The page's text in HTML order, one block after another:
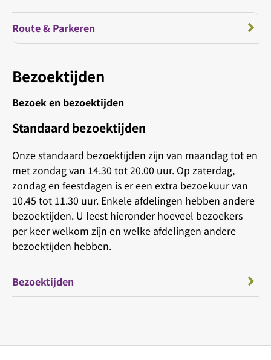
Route & Parkeren
Bezoektijden
Bezoek en bezoektijden
Standaard bezoektijden
Onze standaard bezoektijden zijn van maandag tot en
met zondag van 14.30 tot 20.00 uur. Op zaterdag,
zondag en feestdagen is er een extra bezoekuur van
10.45 tot 11.30 uur. Enkele afdelingen hebben andere
bezoektijden. U leest hieronder hoeveel bezoekers
per keer welkom zijn en welke afdelingen andere
bezoektijden hebben.
Bezoektijden